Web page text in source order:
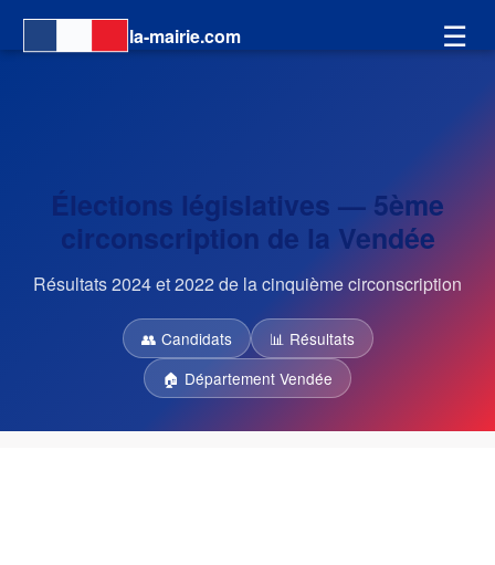
la-mairie.com ☰
Élections législatives — 5ème
circonscription de la Vendée
Résultats 2024 et 2022 de la cinquième circonscription
👥 Candidats
📊 Résultats
🏠 Département Vendée